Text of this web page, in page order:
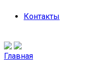
Контакты
Главная